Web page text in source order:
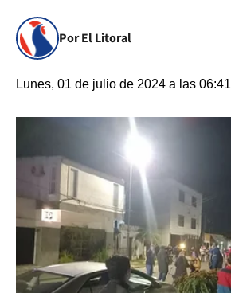
Por El Litoral
Lunes, 01 de julio de 2024 a las 06:41